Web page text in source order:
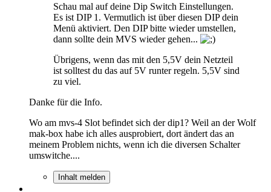
Schau mal auf deine Dip Switch Einstellungen.
Es ist DIP 1. Vermutlich ist über diesen DIP dein
Menü aktiviert. Den DIP bitte wieder umstellen,
dann sollte dein MVS wieder gehen...
Übrigens, wenn das mit den 5,5V dein Netzteil
ist solltest du das auf 5V runter regeln. 5,5V sind
zu viel.
Danke für die Info.
Wo am mvs-4 Slot befindet sich der dip1? Weil an der Wolf
mak-box habe ich alles ausprobiert, dort ändert das an
meinem Problem nichts, wenn ich die diversen Schalter
umswitche....
Inhalt melden